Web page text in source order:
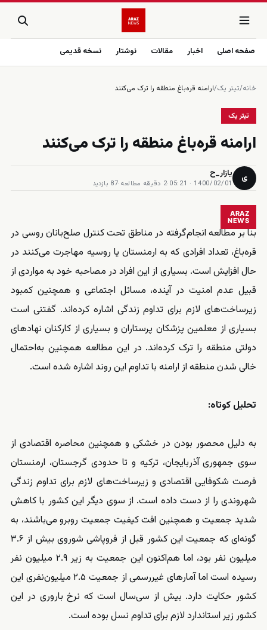
صفحه اصلی اخبار مقالات نوشتار نسخه قدیمی
خانه/تیتر یک/ارامنه قره‌باغ منطقه را ترک می‌کنند
تیتر یک
ارامنه قره‌باغ منطقه را ترک می‌کنند
ی یازار_ح
1400/02/01 · 05:21
·2 دقیقه مطالعه ·87 بازدید
ARAZ
NEWS
بنا بر مطالعه انجام‌گرفته در مناطق تحت کنترل صلح‌بانان روسی در
قره‌باغ، تعداد افرادی که به ارمنستان یا روسیه مهاجرت می‌کنند در
حال افزایش است. بسیاری از این افراد در مصاحبه خود به مواردی از
قبیل عدم امنیت در آینده، مسائل اجتماعی و همچنین کمبود
زیرساخت‌های لازم برای تداوم زندگی اشاره کرده‌اند. گفتنی است
بسیاری از معلمین پزشکان پرستاران و بسیاری از کارکنان نهادهای
دولتی منطقه را ترک کرده‌اند. در این مطالعه همچنین به‌احتمال
خالی شدن منطقه از ارامنه با تداوم این روند اشاره شده است.
تحلیل کوتاه:
به دلیل محصور بودن در خشکی و همچنین محاصره اقتصادی از
سوی جمهوری آذربایجان، ترکیه و تا حدودی گرجستان، ارمنستان
فرصت شکوفایی اقتصادی و زیرساخت‌های لازم برای تداوم زندگی
شهروندی را از دست داده است. از سوی دیگر این کشور با کاهش
شدید جمعیت و همچنین افت کیفیت جمعیت روبرو می‌باشند، به
گونه‌ای که جمعیت این کشور قبل از فروپاشی شوروی بیش از ۳.۶
میلیون نفر بود، اما هم‌اکنون این جمعیت به زیر ۲.۹ میلیون نفر
رسیده است اما آمارهای غیررسمی از جمعیت ۲.۵ میلیون‌نفری این
کشور حکایت دارد. بیش از سی‌سال است که نرخ باروری در این
کشور زیر استاندارد لازم برای تداوم نسل بوده است.